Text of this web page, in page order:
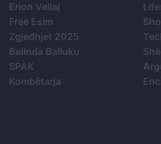
Erion Veliaj
Free Esim
Zgjedhjet 2025
Belinda Balluku
SPAK
Kombëtarja